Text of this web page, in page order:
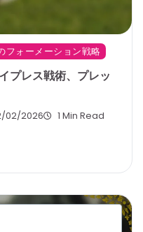
ォーメーション戦略
プレス戦術、プレッ
02/2026
1 Min Read